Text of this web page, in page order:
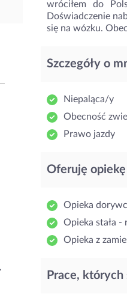
wróciłem do
Doświadczenie
się na wózku.
Szczegóły o
Niepaląca/y
Obecność
Prawo jazdy
Oferuję opiekę
Opieka
Opieka stała -
Opieka z
Prace,